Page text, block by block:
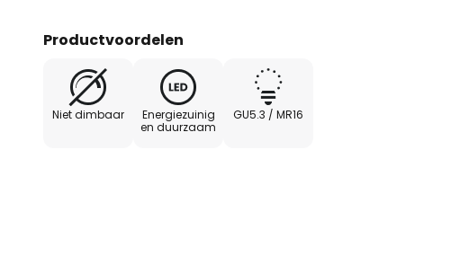
Productvoordelen
Niet dimbaar
Energiezuinig
en duurzaam
GU5.3 / MR16